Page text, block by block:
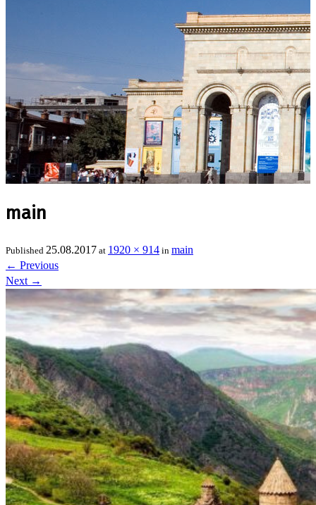
main
Published 25.08.2017 at 1920 × 914 in main
← Previous
Next →